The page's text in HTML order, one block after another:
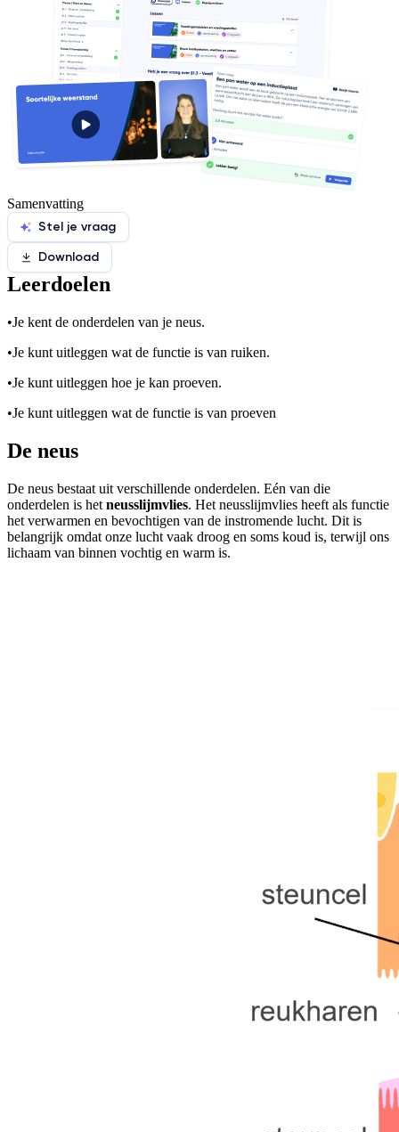
Samenvatting
Stel je vraag
Download
Leerdoelen
•Je kent de onderdelen van je neus.
•Je kunt uitleggen wat de functie is van ruiken.
•Je kunt uitleggen hoe je kan proeven.
•Je kunt uitleggen wat de functie is van proeven
De neus
De neus bestaat uit verschillende onderdelen. Eén van die
onderdelen is het neusslijmvlies. Het neusslijmvlies heeft als functie
het verwarmen en bevochtigen van de instromende lucht. Dit is
belangrijk omdat onze lucht vaak droog en soms koud is, terwijl ons
lichaam van binnen vochtig en warm is.